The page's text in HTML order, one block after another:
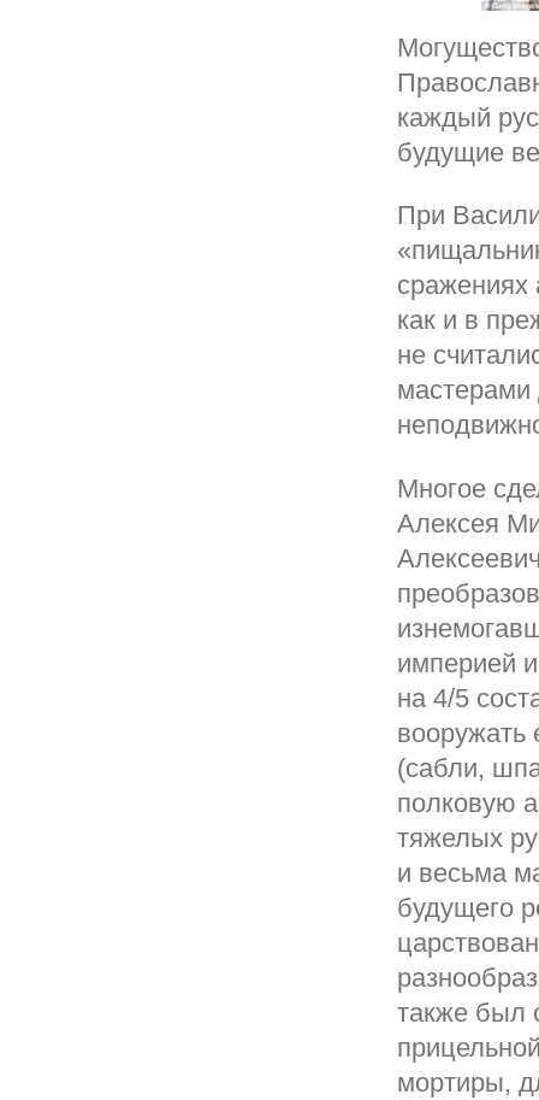
каждый
будущие
При
сражениях
как и в
не
мастерами
Многое
Алексея
империей
на 4/5
(сабли,
полковую
тяжелых
и весьма
будущего
также был
мортиры,